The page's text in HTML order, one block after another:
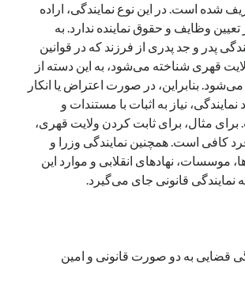
شده است. در این نوع نمایندگی، اراده
وظایف و حقوق نماینده ندارد. به
پدر و جد پدری از فرزند که در قوانین
قهری شناخته می‌شود، به این دسته از
بنابراین، در صورت اعتراض یا انکار
نیاز به اثبات با مستندات و
مثال، برای ثابت کردن ولایت قهری،
کافی است. همچنین نمایندگی وزرا و
موسسات، نهادهای انقلابی و موارد این
نمایندگی قانونی جای می‌گیرد.
قضایی به دو صورت قانونی و امین